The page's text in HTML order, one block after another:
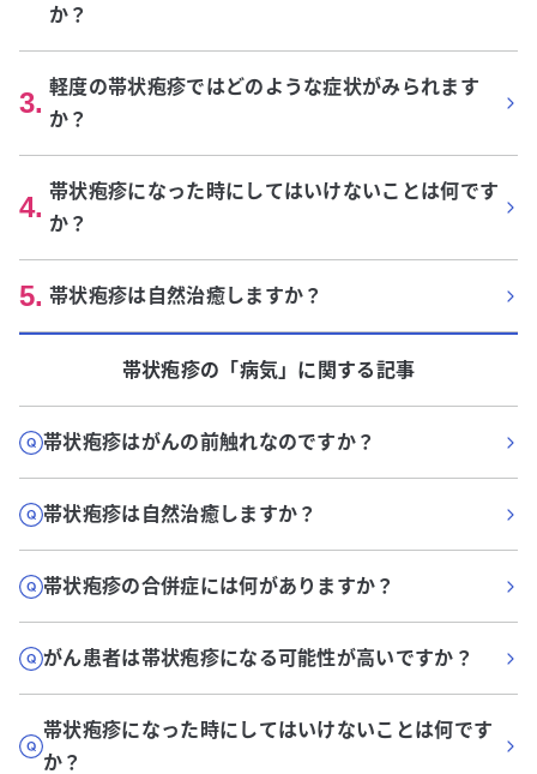
か？
3. 軽度の帯状疱疹ではどのような症状がみられます
か？
4. 帯状疱疹になった時にしてはいけないことは何です
か？
5. 帯状疱疹は自然治癒しますか？
帯状疱疹の「病気」に関する記事
帯状疱疹はがんの前触れなのですか？
帯状疱疹は自然治癒しますか？
帯状疱疹の合併症には何がありますか？
がん患者は帯状疱疹になる可能性が高いですか？
帯状疱疹になった時にしてはいけないことは何です
か？